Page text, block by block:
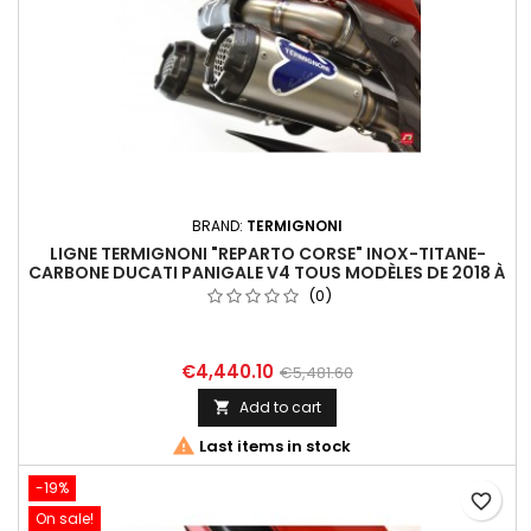
BRAND: TERMIGNONI
LIGNE TERMIGNONI "REPARTO CORSE" INOX-TITANE-
CARBONE DUCATI PANIGALE V4 TOUS MODÈLES DE 2018 À
2022
(0)
€4,440.10 €5,481.60
 Add to cart
 Last items in stock
-19%
On sale!
favorite_border